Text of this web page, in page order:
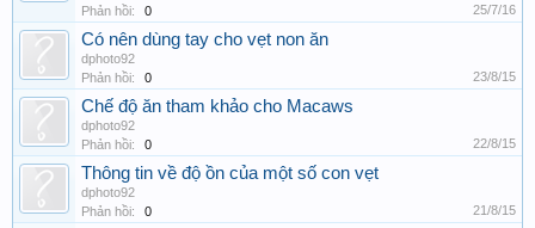
Phản hồi:
0 25/7/16
Có nên dùng tay cho vẹt non ăn
dphoto92
Phản hồi:
0 23/8/15
Chế độ ăn tham khảo cho Macaws
dphoto92
Phản hồi:
0 22/8/15
Thông tin về độ ồn của một số con vẹt
dphoto92
Phản hồi:
0 21/8/15